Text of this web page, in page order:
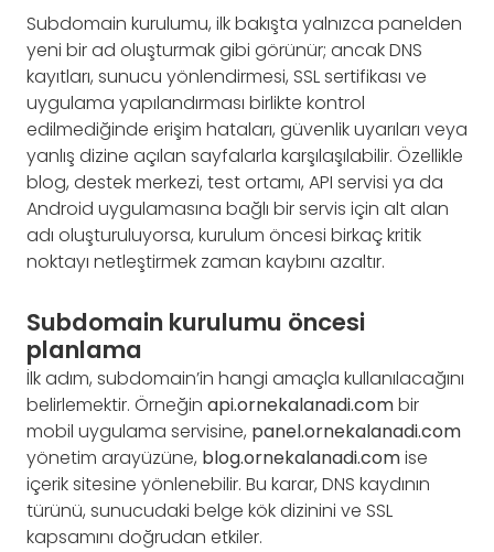
Subdomain kurulumu, ilk bakışta yalnızca panelden
yeni bir ad oluşturmak gibi görünür; ancak DNS
kayıtları, sunucu yönlendirmesi, SSL sertifikası ve
uygulama yapılandırması birlikte kontrol
edilmediğinde erişim hataları, güvenlik uyarıları veya
yanlış dizine açılan sayfalarla karşılaşılabilir. Özellikle
blog, destek merkezi, test ortamı, API servisi ya da
Android uygulamasına bağlı bir servis için alt alan
adı oluşturuluyorsa, kurulum öncesi birkaç kritik
noktayı netleştirmek zaman kaybını azaltır.
Subdomain kurulumu öncesi
planlama
İlk adım, subdomain’in hangi amaçla kullanılacağını
belirlemektir. Örneğin api.ornekalanadi.combir
mobil uygulama servisine, panel.ornekalanadi.com
yönetim arayüzüne, blog.ornekalanadi.comise
içerik sitesine yönlenebilir. Bu karar, DNS kaydının
türünü, sunucudaki belge kök dizinini ve SSL
kapsamını doğrudan etkiler.